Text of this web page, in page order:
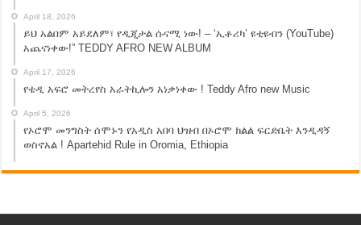
April 18, 2026
ይህ አልበም አይደለም፣ የዲጂታል ሱናሚ ነው! – ‘ኢቶሪካ’ ዩቲዩብን (YouTube)
አጨናነቀው!” TEDDY AFRO NEW ALBUM
April 17, 2026
የቴዲ አፍሮ መትረየስ አራትኪሎን አነቃነቀው ! Teddy Afro new Music
April 5, 2026
የኦሮሞ መንግስት ሰሞኑን የአዲስ አበባ ህዝብ በኦሮሞ ክልል ፍርድቤት እንዲዳኝ
ወስኖአል ! Apartehid Rule in Oromia, Ethiopia